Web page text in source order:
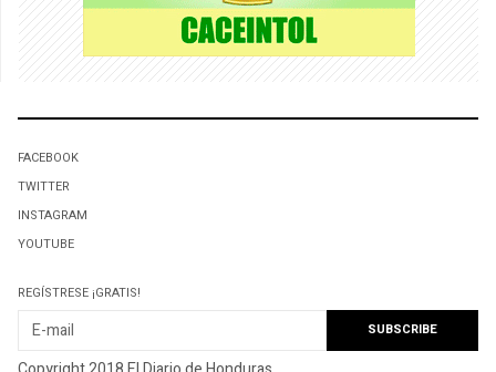
FACEBOOK
TWITTER
INSTAGRAM
YOUTUBE
REGÍSTRESE ¡GRATIS!